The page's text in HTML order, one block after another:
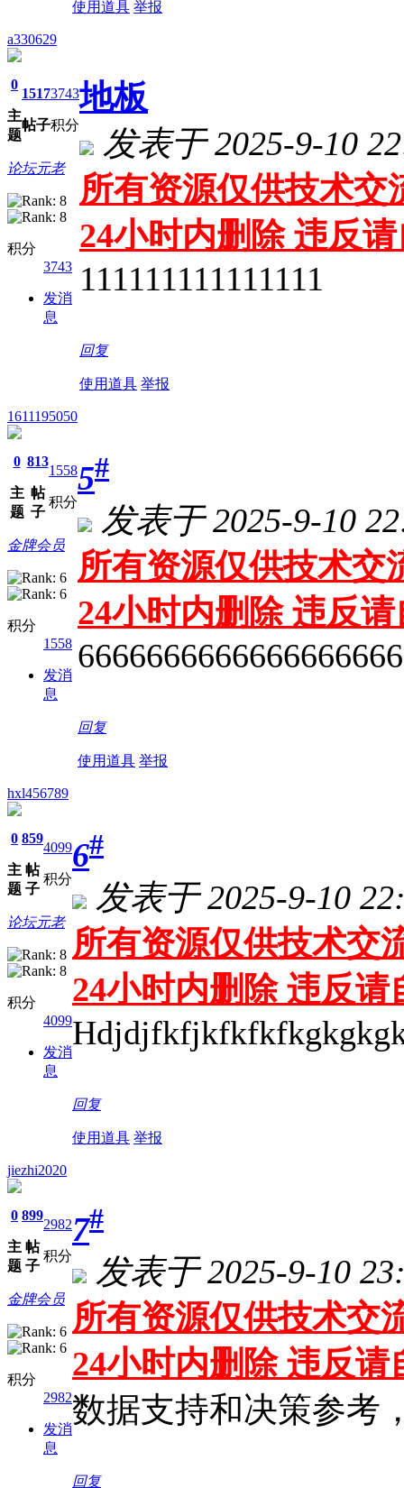
使用道具 举报
a330629
0
主
题
1517
帖子
3743
积分
论坛元老
积分
3743
发消
息
地板
发表于 2025-9-10
所有资源仅供技术交
24小时内删除 违反
111111111111111
回复
使用道具 举报
1611195050
0
主
题
813
帖
子
1558
积分
金牌会员
积分
1558
发消
息
5#
发表于 2025-9-10
所有资源仅供技术交
24小时内删除 违反
回复
使用道具 举报
hxl456789
0
主
题
859
帖
子
4099
积分
论坛元老
积分
4099
发消
息
6#
发表于 2025-9-10
所有资源仅供技术交
24小时内删除 违反
回复
使用道具 举报
jiezhi2020
0
主
题
899
帖
子
2982
积分
金牌会员
积分
2982
发消
息
7#
发表于 2025-9-10
所有资源仅供技术交
24小时内删除 违反
数据支持和决策参考
回复